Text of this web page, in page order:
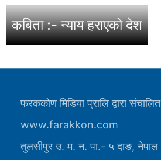
कबिता :- न्याय हराएको देश
फरककोण मिडिया प्रालि द्वारा संचालित
www.farakkon.com
तुलसीपुर उ. म. न. पा.- ५ दाङ, नेपाल